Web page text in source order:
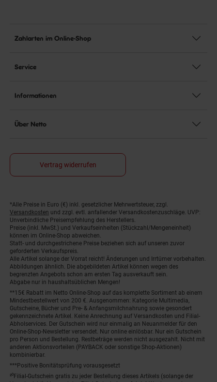
Zahlarten im Online-Shop
Service
Informationen
Über Netto
Vertrag widerrufen
Fußnoten
*Alle Preise in Euro (€) inkl. gesetzlicher Mehrwertsteuer, zzgl.
Versandkosten und zzgl. evtl. anfallender Versandkostenzuschläge. UVP:
Unverbindliche Preisempfehlung des Herstellers.
Preise (inkl. MwSt.) und Verkaufseinheiten (Stückzahl/Mengeneinheit)
können im Online-Shop abweichen.
Statt- und durchgestrichene Preise beziehen sich auf unseren zuvor
geforderten Verkaufspreis.
Alle Artikel solange der Vorrat reicht! Änderungen und Irrtümer vorbehalten.
Abbildungen ähnlich. Die abgebildeten Artikel können wegen des
begrenzten Angebots schon am ersten Tag ausverkauft sein.
Abgabe nur in haushaltsüblichen Mengen!
**15€ Rabatt im Netto Online-Shop auf das komplette Sortiment ab einem
Mindestbestellwert von 200 €. Ausgenommen: Kategorie Multimedia,
Gutscheine, Bücher und Pre- & Anfangsmilchnahrung sowie gesondert
gekennzeichnete Artikel. Keine Anrechnung auf Versandkosten und Filial-
Abholservices. Der Gutschein wird nur einmalig an Neuanmelder für den
Online-Shop-Newsletter versendet. Nur online einlösbar. Nur ein Gutschein
pro Person und Bestellung. Restbeträge werden nicht ausgezahlt. Nicht mit
anderen Aktionsvorteilen (PAYBACK oder sonstige Shop-Aktionen)
kombinierbar.
***Positive Bonitätsprüfung vorausgesetzt
²⁰Filial-Gutschein gratis zu jeder Bestellung dieses Artikels (solange der